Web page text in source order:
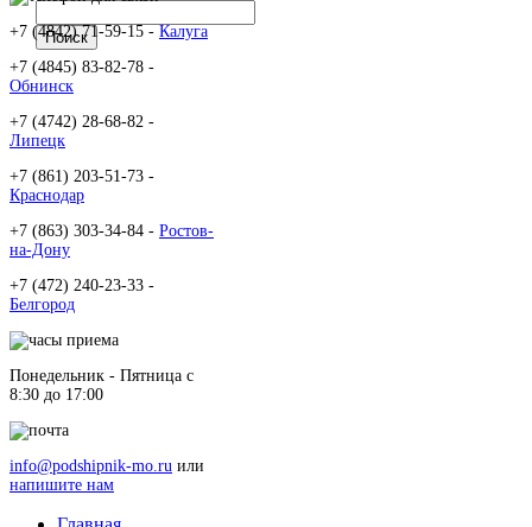
+7 (4842) 71-59-15 -Калуга
+7 (4845) 83-82-78 -
Обнинск
+7 (4742) 28-68-82 -
Липецк
+7 (861) 203-51-73 -
Краснодар
+7 (863) 303-34-84 - Ростов-
на-Дону
+7 (472) 240-23-33 -
Белгород
Понедельник - Пятница c
8:30 до 17:00
info@podshipnik-mo.ru или
напишите нам